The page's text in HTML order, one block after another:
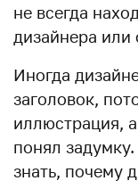
не всегда
дизайнера или
Иногда
заголовок,
иллюстрация,
понял
знать, почему